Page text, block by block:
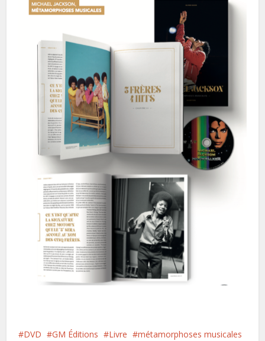
DVD GM Éditions Livre
métamorphoses musicales